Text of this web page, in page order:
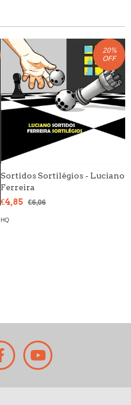
20%
OFF
Sortidos Sortilégios - Luciano
Ferreira
€4,85
€6,06
HQ